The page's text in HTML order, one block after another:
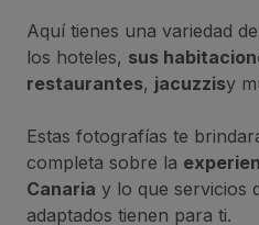
Aquí tienes una variedad
los hoteles, sus
restaurantes, jacuzzisy
Estas fotografías te
completa sobre la
Canaria y lo que servicios
adaptados tienen para ti.